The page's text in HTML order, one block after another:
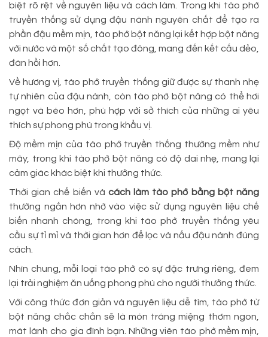
biệt rõ rệt về nguyên liệu và cách làm. Trong khi tào phớ
truyền thống sử dụng đậu nành nguyên chất để tạo ra
phần đậu mềm mịn, tào phớ bột năng lại kết hợp bột năng
với nước và một số chất tạo đông, mang đến kết cấu dẻo,
đàn hồi hơn.
Về hương vị, tào phớ truyền thống giữ được sự thanh nhẹ
tự nhiên của đậu nành, còn tào phớ bột năng có thể hơi
ngọt và béo hơn, phù hợp với sở thích của những ai yêu
thích sự phong phú trong khẩu vị.
Độ mềm mịn của tào phớ truyền thống thường mềm như
mây, trong khi tào phớ bột năng có độ dai nhẹ, mang lại
cảm giác khác biệt khi thưởng thức.
Thời gian chế biến và cách làm tào phớ bằng bột năng
thường ngắn hơn nhờ vào việc sử dụng nguyên liệu chế
biến nhanh chóng, trong khi tào phớ truyền thống yêu
cầu sự tỉ mỉ và thời gian hơn để lọc và nấu đậu nành đúng
cách.
Nhìn chung, mỗi loại tào phớ có sự đặc trưng riêng, đem
lại trải nghiệm ăn uống phong phú cho người thưởng thức.
Với công thức đơn giản và nguyên liệu dễ tìm, tào phớ từ
bột năng chắc chắn sẽ là món tráng miệng thơm ngon,
mát lành cho gia đình bạn. Những viên tào phớ mềm mịn,